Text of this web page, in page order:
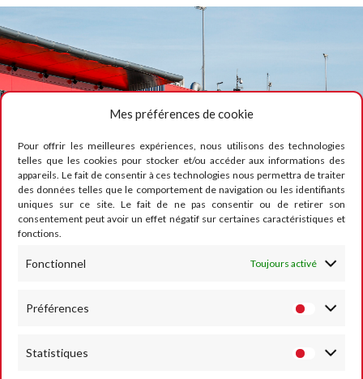
Mes préférences de cookie
Pour offrir les meilleures expériences, nous utilisons des technologies
telles que les cookies pour stocker et/ou accéder aux informations des
appareils. Le fait de consentir à ces technologies nous permettra de traiter
des données telles que le comportement de navigation ou les identifiants
uniques sur ce site. Le fait de ne pas consentir ou de retirer son
consentement peut avoir un effet négatif sur certaines caractéristiques et
fonctions.
Fonctionnel Toujours activé
Préférences
Statistiques